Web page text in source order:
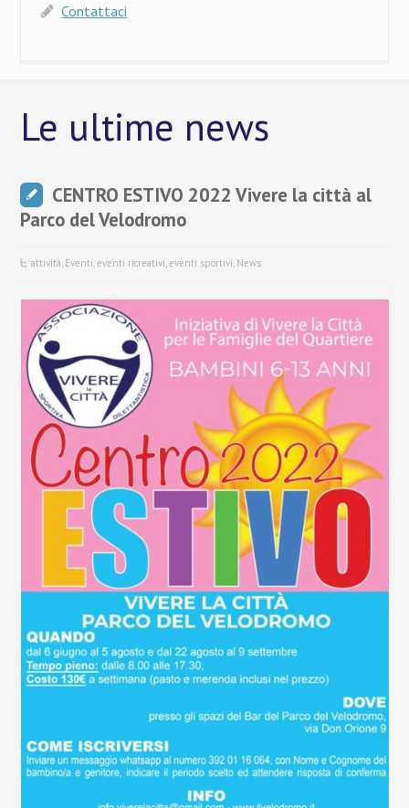
Contattaci
Le ultime news
CENTRO ESTIVO 2022 Vivere la città al
Parco del Velodromo
attività Eventi ,eventi ricreativi ,eventi sportivi News